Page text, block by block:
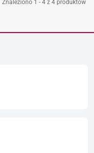
Znaleziono 1 - 4 z 4 produktów